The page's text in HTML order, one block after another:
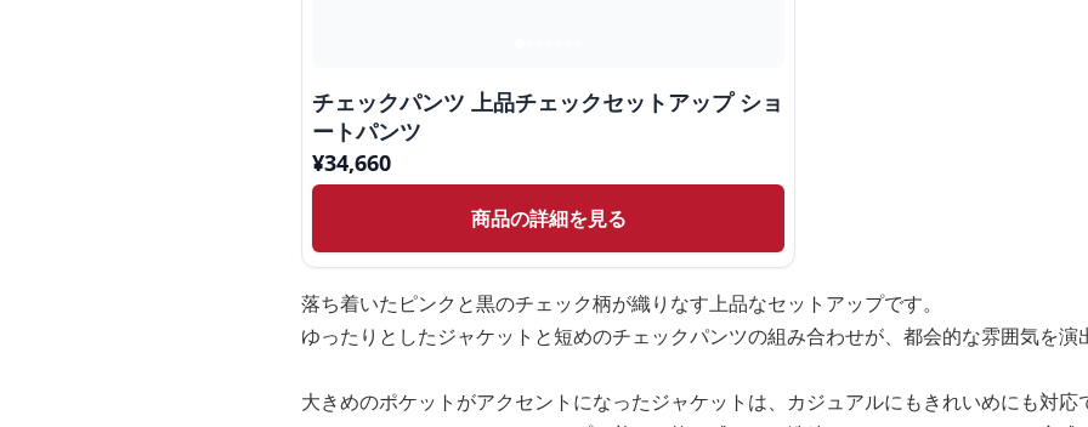
チェックパンツ 上品チェックセットアップ ショ
ートパンツ
¥34,660
商品の詳細を見る
落ち着いたピンクと黒のチェック柄が織りなす上品なセットアップです。
ゆったりとしたジャケットと短めのチェックパンツの組み合わせが、都会的な雰囲気を演
大きめのポケットがアクセントになったジャケットは、カジュアルにもきれいめにも対応